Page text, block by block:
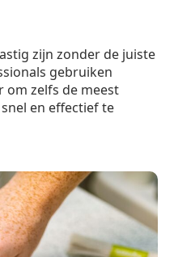
zijn zonder de juiste
gebruiken
om zelfs de meest
en effectief te